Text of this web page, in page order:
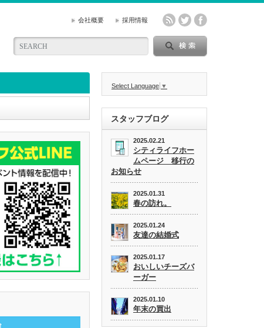
会社概要 採用情報
Select Language ▼
スタッフブログ
2025.02.21
シティライフホー
ムページ 移行の
お知らせ
2025.01.31
春の訪れ。
2025.01.24
友達の結婚式
2025.01.17
おいしいチーズバ
ーガー
2025.01.10
年末の買出